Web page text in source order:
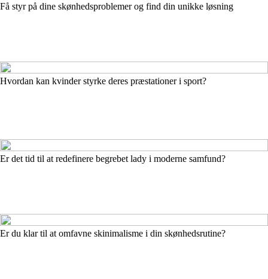
Få styr på dine skønhedsproblemer og find din unikke løsning
Hvordan kan kvinder styrke deres præstationer i sport?
Er det tid til at redefinere begrebet lady i moderne samfund?
Er du klar til at omfavne skinimalisme i din skønhedsrutine?